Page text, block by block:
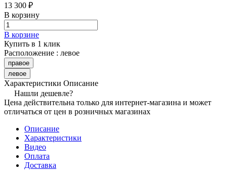
13 300 ₽
В корзину
В корзине
Купить в 1 клик
Расположение : левое
правое
левое
Характеристики Описание
Нашли дешевле?
Цена действительна только для интернет-магазина и может
отличаться от цен в розничных магазинах
Описание
Характеристики
Видео
Оплата
Доставка